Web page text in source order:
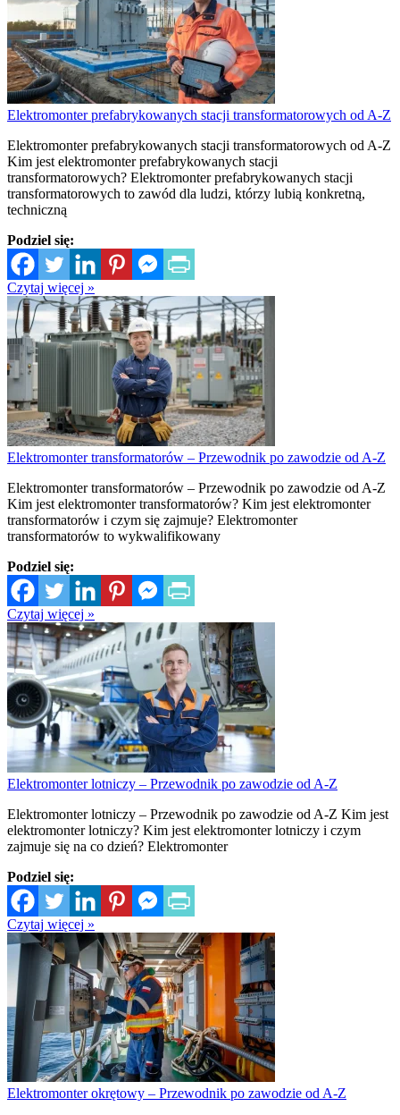
Elektromonter prefabrykowanych stacji transformatorowych od A-Z
Elektromonter prefabrykowanych stacji transformatorowych od A-Z
Kim jest elektromonter prefabrykowanych stacji
transformatorowych? Elektromonter prefabrykowanych stacji
transformatorowych to zawód dla ludzi, którzy lubią konkretną,
techniczną
Podziel się:
Czytaj więcej »
Elektromonter transformatorów – Przewodnik po zawodzie od A-Z
Elektromonter transformatorów – Przewodnik po zawodzie od A-Z
Kim jest elektromonter transformatorów? Kim jest elektromonter
transformatorów i czym się zajmuje? Elektromonter
transformatorów to wykwalifikowany
Podziel się:
Czytaj więcej »
Elektromonter lotniczy – Przewodnik po zawodzie od A-Z
Elektromonter lotniczy – Przewodnik po zawodzie od A-Z Kim jest
elektromonter lotniczy? Kim jest elektromonter lotniczy i czym
zajmuje się na co dzień? Elektromonter
Podziel się:
Czytaj więcej »
Elektromonter okrętowy – Przewodnik po zawodzie od A-Z